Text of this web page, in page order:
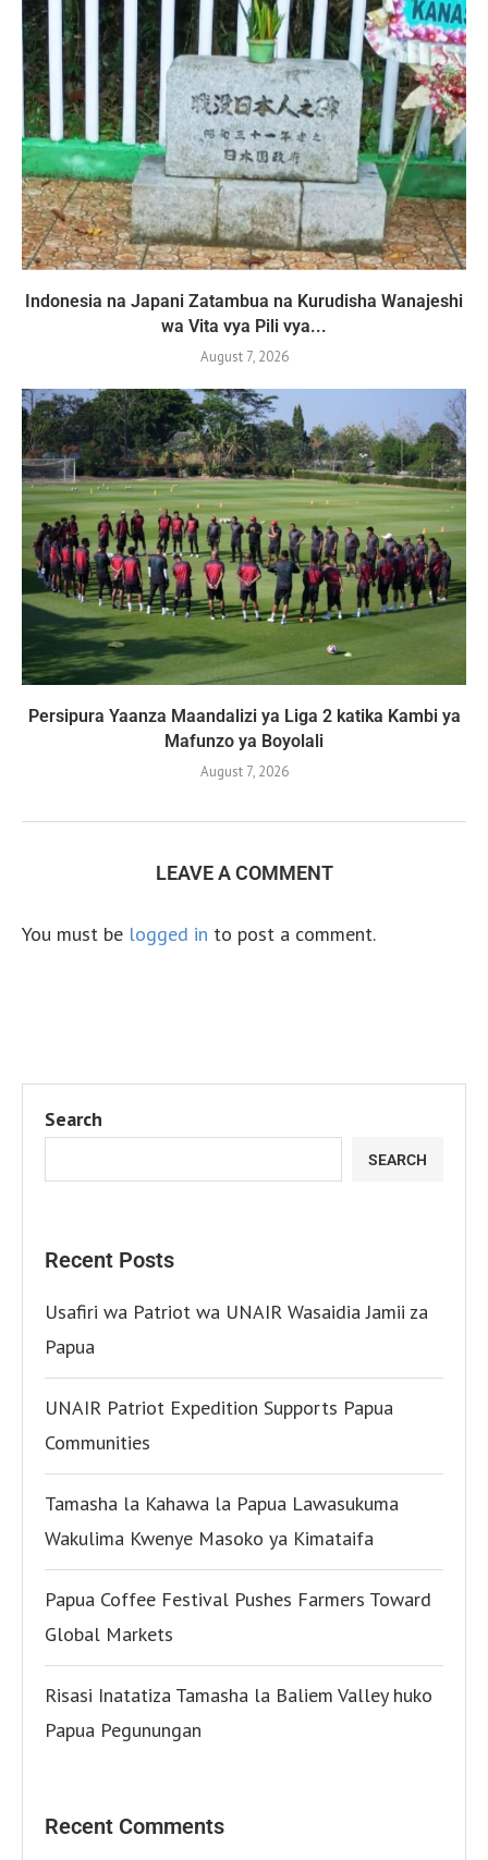
Indonesia na Japani Zatambua na Kurudisha Wanajeshi
wa Vita vya Pili vya...
August 7, 2026
Persipura Yaanza Maandalizi ya Liga 2 katika Kambi ya
Mafunzo ya Boyolali
August 7, 2026
LEAVE A COMMENT
You must be logged in to post a comment.
Search
SEARCH
Recent Posts
Usafiri wa Patriot wa UNAIR Wasaidia Jamii za
Papua
UNAIR Patriot Expedition Supports Papua
Communities
Tamasha la Kahawa la Papua Lawasukuma
Wakulima Kwenye Masoko ya Kimataifa
Papua Coffee Festival Pushes Farmers Toward
Global Markets
Risasi Inatatiza Tamasha la Baliem Valley huko
Papua Pegunungan
Recent Comments